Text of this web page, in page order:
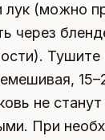
лук (можно
через
Тушите
не
При